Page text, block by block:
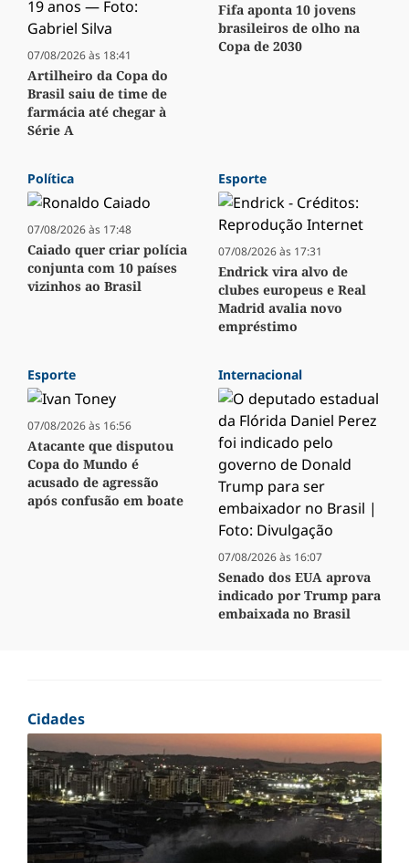
07/08/2026 às 18:41
Artilheiro da Copa do
Brasil saiu de time de
farmácia até chegar à
Série A
Fifa aponta 10 jovens
brasileiros de olho na
Copa de 2030
Política
07/08/2026 às 17:48
Caiado quer criar polícia
conjunta com 10 países
vizinhos ao Brasil
Esporte
07/08/2026 às 17:31
Endrick vira alvo de
clubes europeus e Real
Madrid avalia novo
empréstimo
Esporte
07/08/2026 às 16:56
Atacante que disputou
Copa do Mundo é
acusado de agressão
após confusão em boate
Internacional
07/08/2026 às 16:07
Senado dos EUA aprova
indicado por Trump para
embaixada no Brasil
Cidades